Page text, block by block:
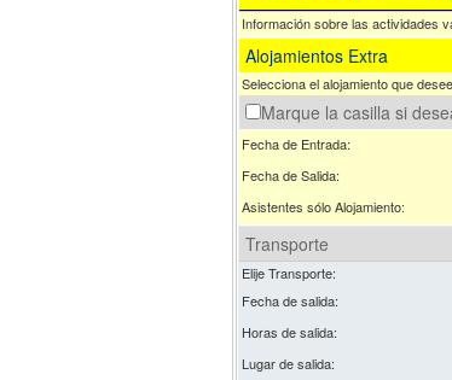
Información sobre las actividades
Alojamientos Extra
Selecciona el alojamiento que
Marque la casilla si
Fecha de Entrada:
Fecha de Salida:
Asistentes sólo Alojamiento:
Transporte
Elije Transporte:
Fecha de salida:
Horas de salida:
Lugar de salida: